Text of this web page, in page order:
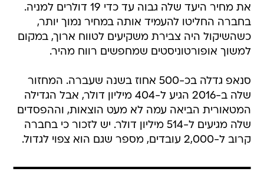
את מחיר היעד שלה גבוה עד כדי 19 דולרים למניה.
בחברה החליטו להעמיד אותה במחיר נמוך יותר,
כשהשיקול היה צבירת משקיעים לטווח ארוך, במקום
למשוך אופורטוניסטים שמחפשים רווח מהיר.
סנאפ גדלה בכ-500 אחוז בשנה שעברה. המחזור
שלה ב-2016 הגיע ל-404 מיליון דולר, אבל הגדילה
המטאורית הביאה עמה לא מעט הוצאות, וההפסדים
שלה מגיעים ל-514 מיליון דולר. יש לזכור כי בחברה
קרוב ל-2,000 עובדים, מספר שגם הוא צפוי לגדול.